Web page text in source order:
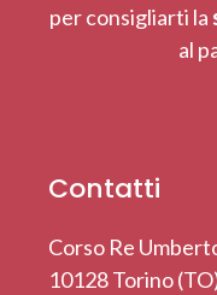
per consigliarti la
al
Contatti
Corso Re
10128 Torino